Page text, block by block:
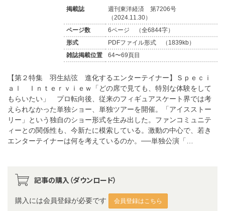
掲載誌
週刊東洋経済 第7206号
（2024.11.30）
ページ数
6ページ （全6844字）
形式
PDFファイル形式 （1839kb）
雑誌掲載位置
64〜69頁目
【第２特集 羽生結弦 進化するエンターテイナー】Ｓｐｅｃｉ
ａｌ Ｉｎｔｅｒｖｉｅｗ「どの席で見ても、特別な体験をして
もらいたい」 プロ転向後、従来のフィギュアスケート界では考
えられなかった単独ショー、単独ツアーを開催。「アイスストー
リー」という独自のショー形式を生み出した。ファンコミュニテ
ィーとの関係性も、今新たに模索している。激動の中心で、若き
エンターテイナーは何を考えているのか。──単独公演「…
記事の購入（ダウンロード）
購入には会員登録が必要です 会員登録はこちら